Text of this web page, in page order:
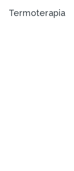
Termoterapia